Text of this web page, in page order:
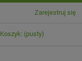
Zarejestruj się
Koszyk: (pusty)